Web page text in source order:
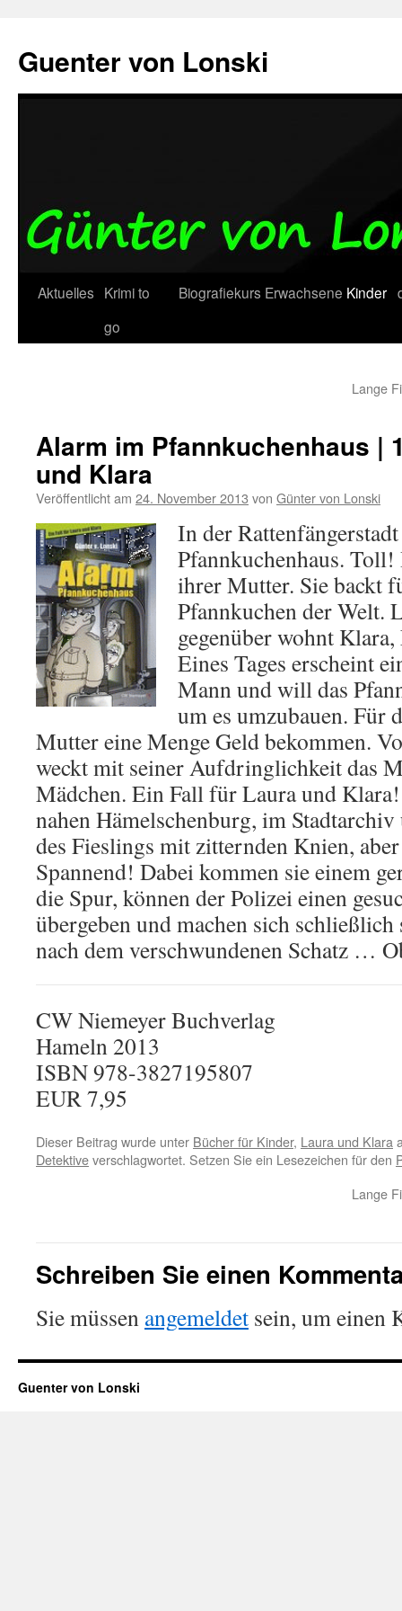
springen
Guenter von Lonski
Aktuelles Krimi to
go
Biografiekurs Erwachsene Kinder
Lange
Alarm im Pfannkuchenhaus |
und Klara
Veröffentlicht am 24. November 2013 von Günter von Lonski
In der
Pfannkuchenhaus.
ihrer Mutter. Sie backt
Pfannkuchen der Welt.
gegenüber wohnt
Eines Tages erscheint
Mann und will das
um es umzubauen. Für
Mutter eine Menge Geld bekommen.
weckt mit seiner Aufdringlichkeit das
Mädchen. Ein Fall für Laura und
nahen Hämelschenburg, im
des Fieslings mit zitternden Knien,
Spannend! Dabei kommen sie einem
die Spur, können der Polizei einen
übergeben und machen sich
nach dem verschwundenen Schatz …
CW Niemeyer Buchverlag
Hameln 2013
ISBN 978-3827195807
EUR 7,95
Dieser Beitrag wurde unter Bücher für Kinder, Laura und Klara
Detektiveverschlagwortet. Setzen Sie ein Lesezeichen für den
Lange
Schreiben Sie einen
Sie müssen angemeldet sein, um einen
Guenter von Lonski